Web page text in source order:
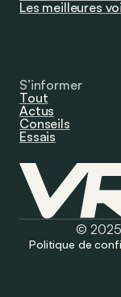
Les meilleures
S’informer
Tout
Actus
Conseils
Essais
© 2025
Politique de